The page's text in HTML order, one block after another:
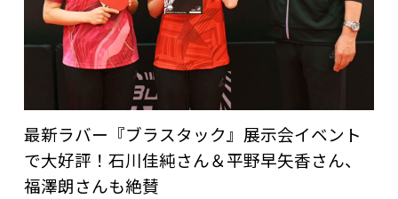
最新ラバー『ブラスタック』展示会イベント
で大好評！石川佳純さん＆平野早矢香さん、
福澤朗さんも絶賛